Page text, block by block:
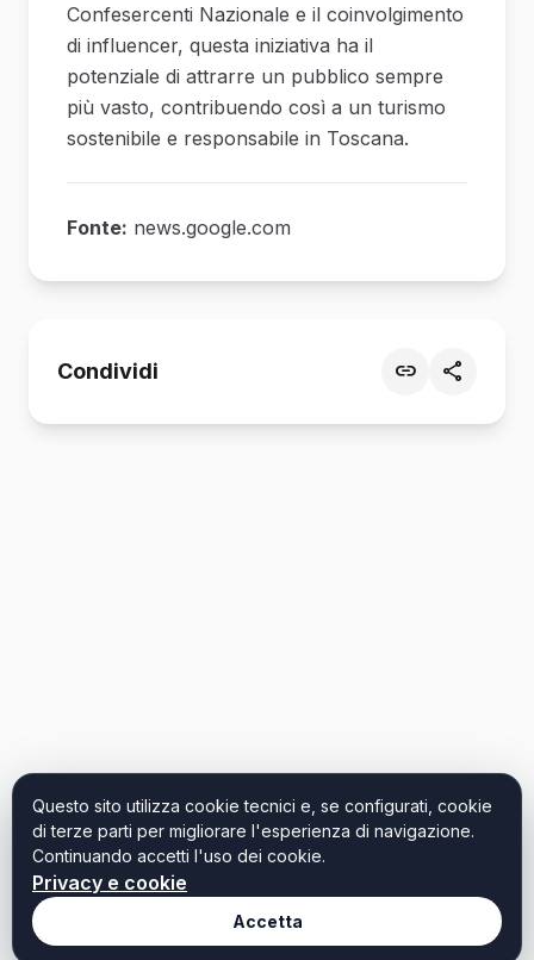
Confesercenti Nazionale e il coinvolgimento
di influencer, questa iniziativa ha il
potenziale di attrarre un pubblico sempre
più vasto, contribuendo così a un turismo
sostenibile e responsabile in Toscana.
Fonte: news.google.com
Condividi
Questo sito utilizza cookie tecnici e, se configurati, cookie
di terze parti per migliorare l'esperienza di navigazione.
Continuando accetti l'uso dei cookie.
Privacy e cookie
Accetta